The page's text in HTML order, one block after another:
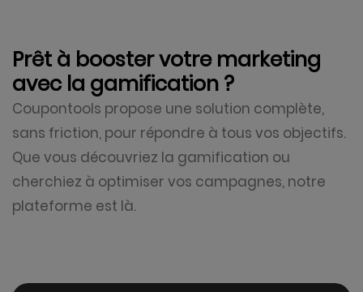
Prêt à booster votre marketing
avec la gamification ?
Coupontools propose une solution complète,
sans friction, pour répondre à tous vos objectifs.
Que vous découvriez la gamification ou
cherchiez à optimiser vos campagnes, notre
plateforme est là.